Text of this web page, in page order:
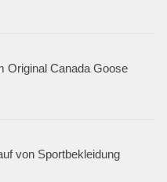
Original Canada Goose
von Sportbekleidung